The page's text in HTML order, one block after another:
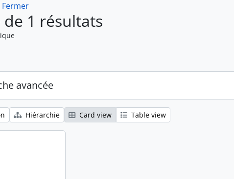
Fermer
1 résultats
avancée
Hiérarchie Card view Table view